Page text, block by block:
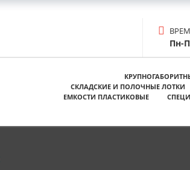
Пн-
СКЛАДСКИЕ И ПОЛОЧНЫЕ ЛОТКИ
ЕМКОСТИ ПЛАСТИКОВЫЕ